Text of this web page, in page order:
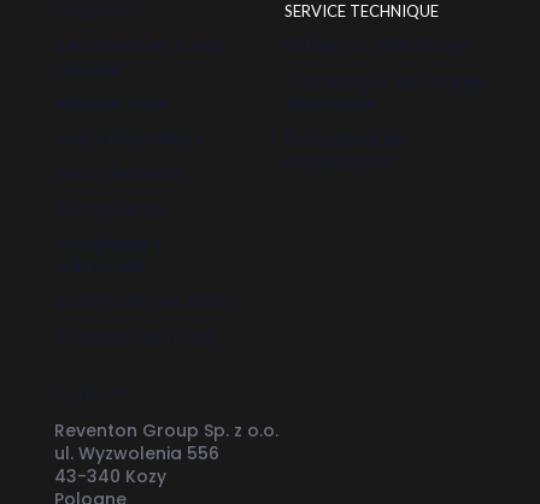
SERVICE TECHNIQUE
Reventon Group Sp. z o.o.
ul. Wyzwolenia 556
43-340 Kozy